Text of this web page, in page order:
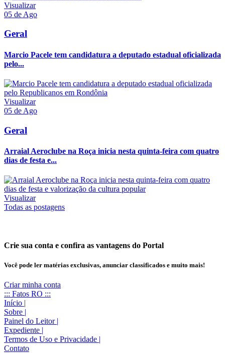
Visualizar
05 de Ago
Geral
Marcio Pacele tem candidatura a deputado estadual oficializada
pelo...
Visualizar
05 de Ago
Geral
Arraial Aeroclube na Roça inicia nesta quinta-feira com quatro
dias de festa e...
Visualizar
Todas as postagens
Crie sua conta e confira as vantagens do Portal
Você pode ler matérias exclusivas, anunciar classificados e muito mais!
Criar minha conta
::: Fatos RO :::
Início |
Sobre |
Painel do Leitor |
Expediente |
Termos de Uso e Privacidade |
Contato